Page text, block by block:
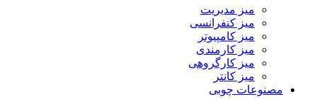
میز مدیریت
میز کنفرانسی
میز کامپیوتر
میز کارمندی
میز کارگروهی
میز کانتر
مصنوعات چوبی